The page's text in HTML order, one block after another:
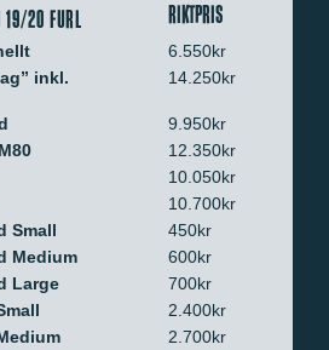
19/20 FURL RIKTPRIS
6.550kr
inkl.
14.250kr
9.950kr
12.350kr
10.050kr
10.700kr
Small
450kr
Medium
600kr
Large
700kr
2.400kr
2.700kr